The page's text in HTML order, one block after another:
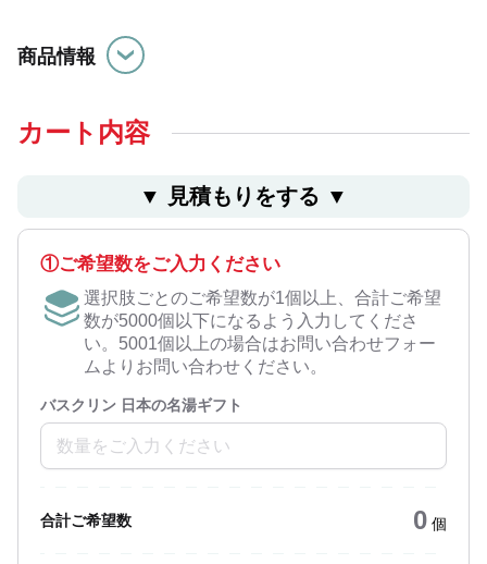
商品情報
カート内容
▼ ⾒積もりをする ▼
①ご希望数をご入力ください
選択肢ごとのご希望数が1個以上、合計ご希望
数が5000個以下になるよう入力してくださ
い。5001個以上の場合はお問い合わせフォー
ムよりお問い合わせください。
バスクリン 日本の名湯ギフト
合計ご希望数 0 個